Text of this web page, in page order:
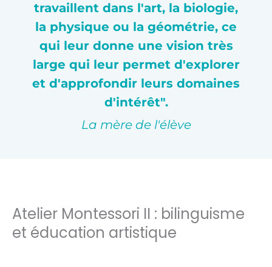
travaillent dans l'art, la biologie,
la physique ou la géométrie, ce
qui leur donne une vision très
large qui leur permet d'explorer
et d'approfondir leurs domaines
d'intérêt".
La mère de l'élève
Atelier Montessori II : bilinguisme
et éducation artistique